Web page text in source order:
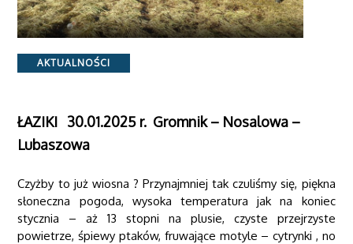
Categories
AKTUALNOŚCI
ŁAZIKI 30.01.2025 r. Gromnik – Nosalowa –
Lubaszowa
Czyżby to już wiosna ? Przynajmniej tak czuliśmy się, piękna
słoneczna pogoda, wysoka temperatura jak na koniec
stycznia – aż 13 stopni na plusie, czyste przejrzyste
powietrze, śpiewy ptaków, fruwające motyle – cytrynki , no